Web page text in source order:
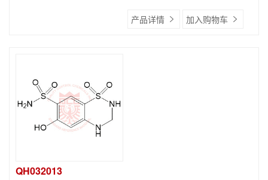
产品详情 加入购物车
QH032013